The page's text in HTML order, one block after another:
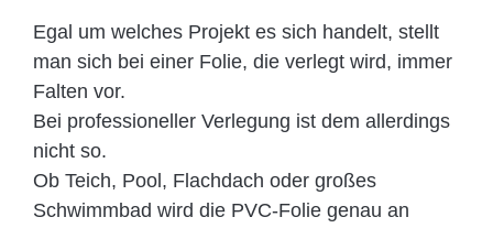
Egal um welches Projekt es sich handelt, stellt
man sich bei einer Folie, die verlegt wird, immer
Falten vor.
Bei professioneller Verlegung ist dem allerdings
nicht so.
Ob Teich, Pool, Flachdach oder großes
Schwimmbad wird die PVC-Folie genau an